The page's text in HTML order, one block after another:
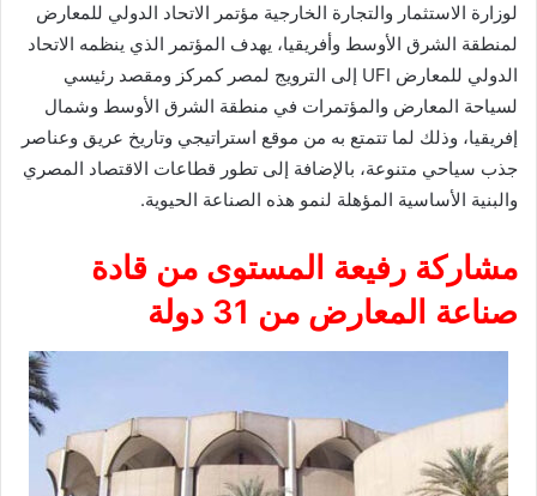
لوزارة الاستثمار والتجارة الخارجية مؤتمر الاتحاد الدولي للمعارض
لمنطقة الشرق الأوسط وأفريقيا، يهدف المؤتمر الذي ينظمه الاتحاد
الدولي للمعارض UFI إلى الترويج لمصر كمركز ومقصد رئيسي
لسياحة المعارض والمؤتمرات في منطقة الشرق الأوسط وشمال
إفريقيا، وذلك لما تتمتع به من موقع استراتيجي وتاريخ عريق وعناصر
جذب سياحي متنوعة، بالإضافة إلى تطور قطاعات الاقتصاد المصري
والبنية الأساسية المؤهلة لنمو هذه الصناعة الحيوية.
مشاركة رفيعة المستوى من قادة
صناعة المعارض من 31 دولة